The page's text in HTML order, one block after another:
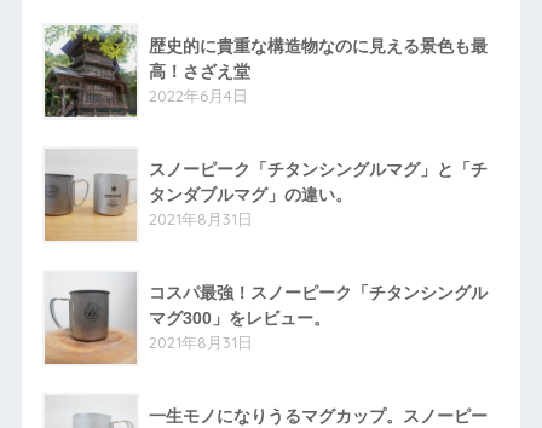
歴史的に貴重な構造物なのに見える景色も最
高！さざえ堂
2022年6月4日
スノーピーク「チタンシングルマグ」と「チ
タンダブルマグ」の違い。
2021年8月31日
コスパ最強！スノーピーク「チタンシングル
マグ300」をレビュー。
2021年8月31日
一生モノになりうるマグカップ。スノーピー